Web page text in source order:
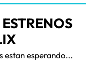
estan esperando...